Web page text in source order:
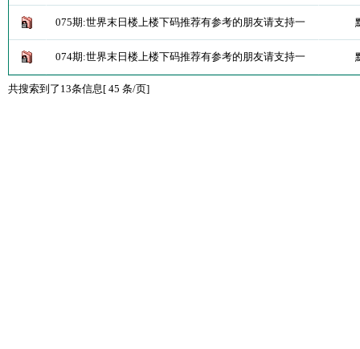
075期:世界末日楼上楼下码推荐有参考的朋友请支持一
074期:世界末日楼上楼下码推荐有参考的朋友请支持一
共搜索到了13条信息[ 45 条/页]